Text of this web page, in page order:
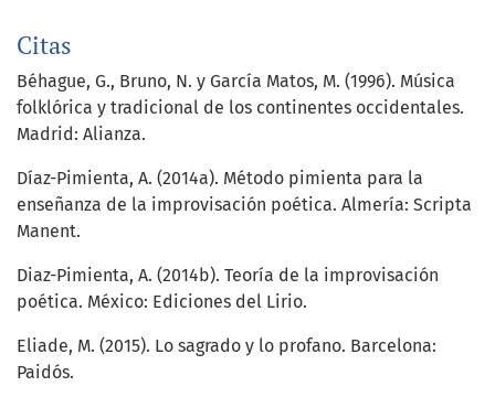
Citas
Béhague, G., Bruno, N. y García Matos, M. (1996). Música
folklórica y tradicional de los continentes occidentales.
Madrid: Alianza.
Díaz-Pimienta, A. (2014a). Método pimienta para la
enseñanza de la improvisación poética. Almería: Scripta
Manent.
Diaz-Pimienta, A. (2014b). Teoría de la improvisación
poética. México: Ediciones del Lirio.
Eliade, M. (2015). Lo sagrado y lo profano. Barcelona:
Paidós.